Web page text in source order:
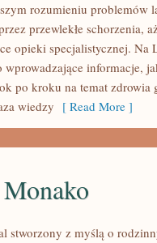
rozumieniu problemów
przewlekłe schorzenia,
opieki specjalistycznej.
informacje,
po kroku na temat zdrowia
wiedzy [ Read More ]
stworzony z myślą o